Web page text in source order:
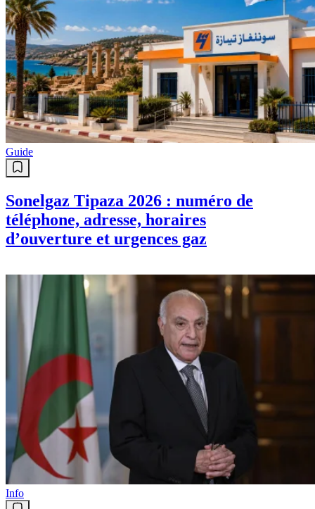
Guide
Sonelgaz Tipaza 2026 : numéro de
téléphone, adresse, horaires
d’ouverture et urgences gaz
Info